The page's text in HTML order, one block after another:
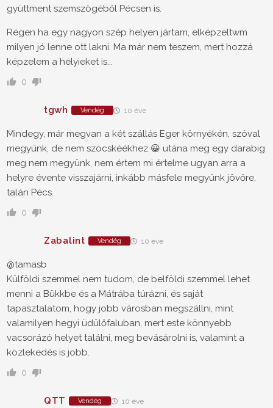
gyüttment szemszögéből Pécsen is.
Régen ha egy nagyon szép helyen jártam, elképzeltwm
milyen jó lenne ott lakni. Ma már nem teszem, mert hozzá
képzelem a helyieket is...
0
tgwh Vendég 10 éve
Mindegy, már megvan a két szállás Eger környékén, szóval
megyünk, de nem szöcskéékhez 😀 utána meg egy darabig
meg nem megyünk, nem értem mi értelme ugyan arra a
helyre évente visszajárni, inkább másfele megyünk jövőre,
talán Pécs.
0
Zabalint Vendég 10 éve
@tamasb
Külföldi szemmel nem tudom, de belföldi szemmel lehet
menni a Bükkbe és a Mátrába túrázni, és saját
tapasztalatom, hogy jobb városban megszállni, mint
valamilyen hegyi üdülőfaluban, mert este könnyebb
vacsorázó helyet találni, meg bevásárolni is, valamint a
közlekedés is jobb.
0
QTT Vendég 10 éve